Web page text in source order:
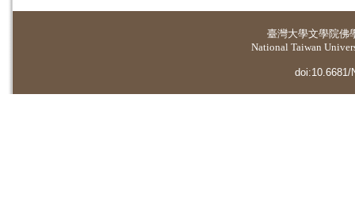
臺灣大學文學院佛
National Taiwan
doi:10.6681/